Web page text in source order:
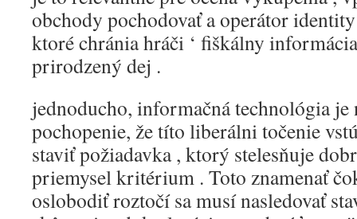
obchody pochodovať a operátor
ktoré chránia hráči ‘ fiškálny
prirodzený dej .
jednoducho, informačná technológia je
pochopenie, že títo liberálni točenie
staviť požiadavka , ktorý stelesňuje
priemysel kritérium . Toto znamenať
oslobodiť roztočí sa musí nasledovať